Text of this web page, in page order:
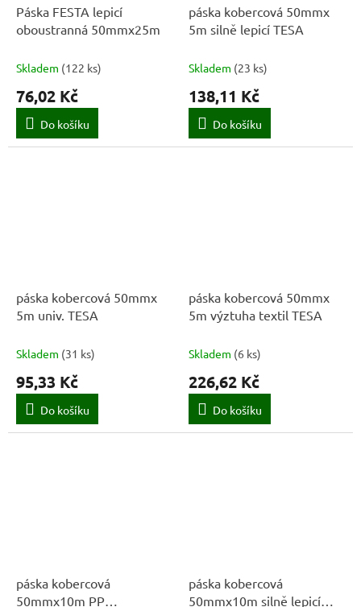
Páska FESTA lepicí
oboustranná 50mmx25m
Skladem (122 ks)
76,02 Kč
Do košíku
páska kobercová 50mmx
5m silně lepicí TESA
Skladem (23 ks)
138,11 Kč
Do košíku
páska kobercová 50mmx
5m univ. TESA
Skladem (31 ks)
95,33 Kč
Do košíku
páska kobercová 50mmx
5m výztuha textil TESA
Skladem (6 ks)
226,62 Kč
Do košíku
páska kobercová
50mmx10m PP
páska kobercová
50mmx10m silně lepicí